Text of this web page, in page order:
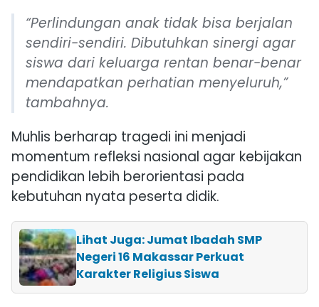
“Perlindungan anak tidak bisa berjalan
sendiri-sendiri. Dibutuhkan sinergi agar
siswa dari keluarga rentan benar-benar
mendapatkan perhatian menyeluruh,”
tambahnya.
Muhlis berharap tragedi ini menjadi
momentum refleksi nasional agar kebijakan
pendidikan lebih berorientasi pada
kebutuhan nyata peserta didik.
Lihat Juga: Jumat Ibadah SMP
Negeri 16 Makassar Perkuat
Karakter Religius Siswa